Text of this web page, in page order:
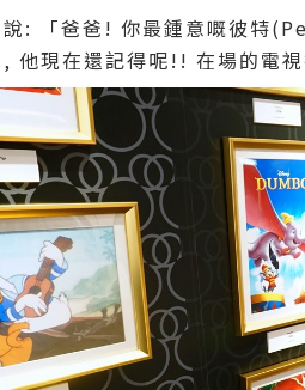
說: 「爸爸! 你最鍾意嘅彼特
, 他現在還記得呢!! 在場的電